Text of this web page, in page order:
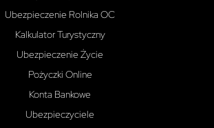
Ubezpieczenie Rolnika OC
Kalkulator Turystyczny
Ubezpieczenie Życie
Pożyczki Online
Konta Bankowe
Ubezpieczyciele